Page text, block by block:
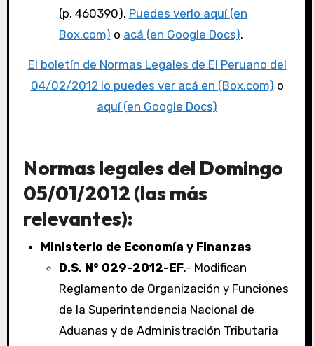
(p. 460390). Puedes verlo aquí (en
Box.com) o acá (en Google Docs).
El boletín de Normas Legales de El Peruano del
04/02/2012 lo puedes ver acá en (Box.com) o
aquí (en Google Docs)
Normas legales del Domingo
05/01/2012 (las más
relevantes):
Ministerio de Economía y Finanzas
D.S. N° 029-2012-EF.- Modifican
Reglamento de Organización y Funciones
de la Superintendencia Nacional de
Aduanas y de Administración Tributaria